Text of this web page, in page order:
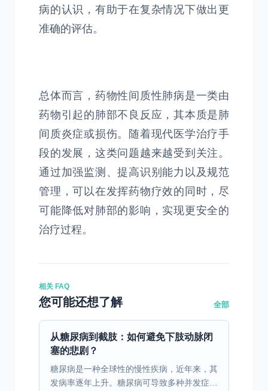
病的认识，有助于在复杂情况下做出更
准确的评估。
总体而言，药物性间质性肺病是一类由
药物引起的肺部不良反应，其本质是肺
间质炎症或损伤。随着现代医学治疗手
段的发展，这类问题越来越受到关注。
通过加强监测、提高识别能力以及规范
管理，可以在发挥药物疗效的同时，尽
可能降低对肺部的影响，实现更安全的
治疗过程。
相关 FAQ
您可能还想了解 全部
从糖尿病到截肢：如何避免下肢动脉闭
塞的悲剧？
糖尿病是一种全球性的慢性疾病，近年来，其
发病率逐年上升。糖尿病可导致多种并发症，